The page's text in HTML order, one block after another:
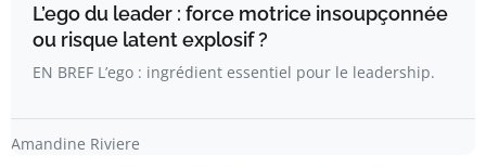
L’ego du leader : force motrice insoupçonnée
ou risque latent explosif ?
EN BREF L’ego : ingrédient essentiel pour le leadership.
Amandine Riviere